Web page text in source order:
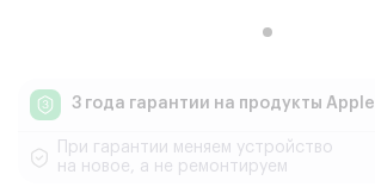
3 года гарантии на продукты Apple
При гарантии меняем устройство
на новое, а не ремонтируем